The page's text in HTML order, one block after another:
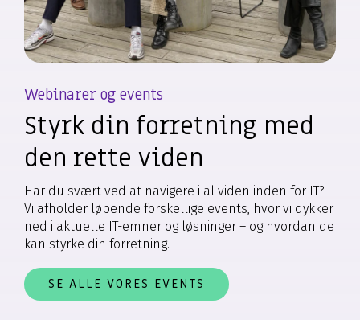
Webinarer og events
Styrk din forretning med
den rette viden
Har du svært ved at navigere i al viden inden for IT?
Vi afholder løbende forskellige events, hvor vi dykker
ned i aktuelle IT-emner og løsninger – og hvordan de
kan styrke din forretning.
SE ALLE VORES EVENTS